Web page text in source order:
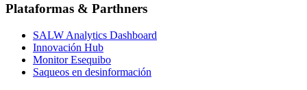
Plataformas & Parthners
SALW Analytics Dashboard
Innovación Hub
Monitor Esequibo
Saqueos en desinformación